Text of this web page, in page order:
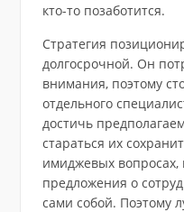
кто-то позаботится.
Стратегия
долгосрочной. Он
внимания, поэтому
отдельного
достичь
стараться их
имиджевых
предложения о
сами собой. Поэтому